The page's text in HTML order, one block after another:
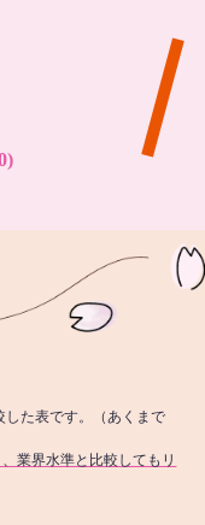
した表です。（あくまで
業界水準と比較してもリ